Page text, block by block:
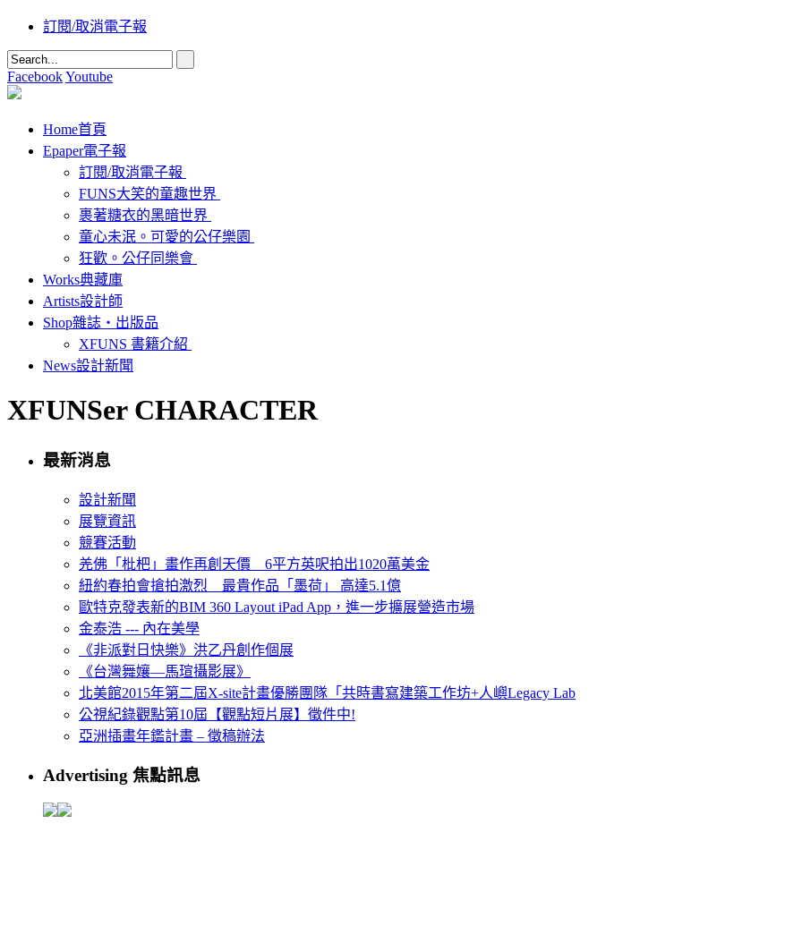
訂閱/取消電子報
FacebookYoutube
Home首頁
Epaper電子報
訂閱/取消電子報
FUNS大笑的童趣世界
裹著糖衣的黑暗世界
童心未泯。可愛的公仔樂園
狂歡。公仔同樂會
Works典藏庫
Artists設計師
Shop雜誌‧出版品
XFUNS 書籍介紹
News設計新聞
XFUNSer CHARACTER
最新消息
設計新聞
展覽資訊
競賽活動
羌佛「枇杷」畫作再創天價 6平方英呎拍出1020萬美金
紐約春拍會搶拍激烈 最貴作品「墨荷」 高達5.1億
歐特克發表新的BIM 360 Layout iPad App，進一步擴展營造市場
金泰浩 --- 內在美學
《非派對日快樂》洪乙丹創作個展
《台灣舞孃—馬瑄攝影展》
北美館2015年第二屆X-site計畫優勝團隊「共時書寫建築工作坊+人嶼Legacy Lab
公視紀錄觀點第10屆【觀點短片展】徵件中!
亞洲插畫年鑑計畫 – 徵稿辦法
Advertising 焦點訊息